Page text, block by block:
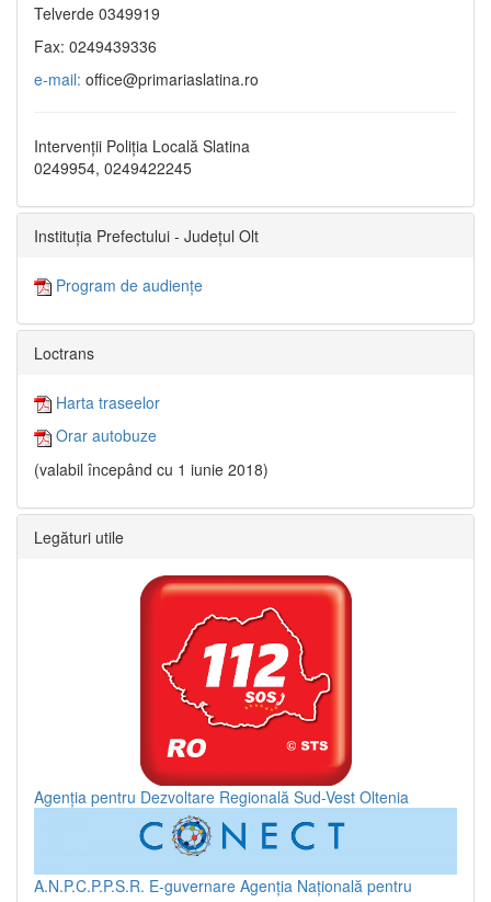
Telverde 0349919
Fax: 0249439336
e-mail: office@primariaslatina.ro
Intervenții Poliția Locală Slatina
0249954, 0249422245
Instituția Prefectului - Județul Olt
Program de audiențe
Loctrans
Harta traseelor
Orar autobuze
(valabil începând cu 1 iunie 2018)
Legături utile
Agenția pentru Dezvoltare Regională Sud-Vest Oltenia
A.N.P.C.P.P.S.R. E-guvernare Agenția Națională pentru